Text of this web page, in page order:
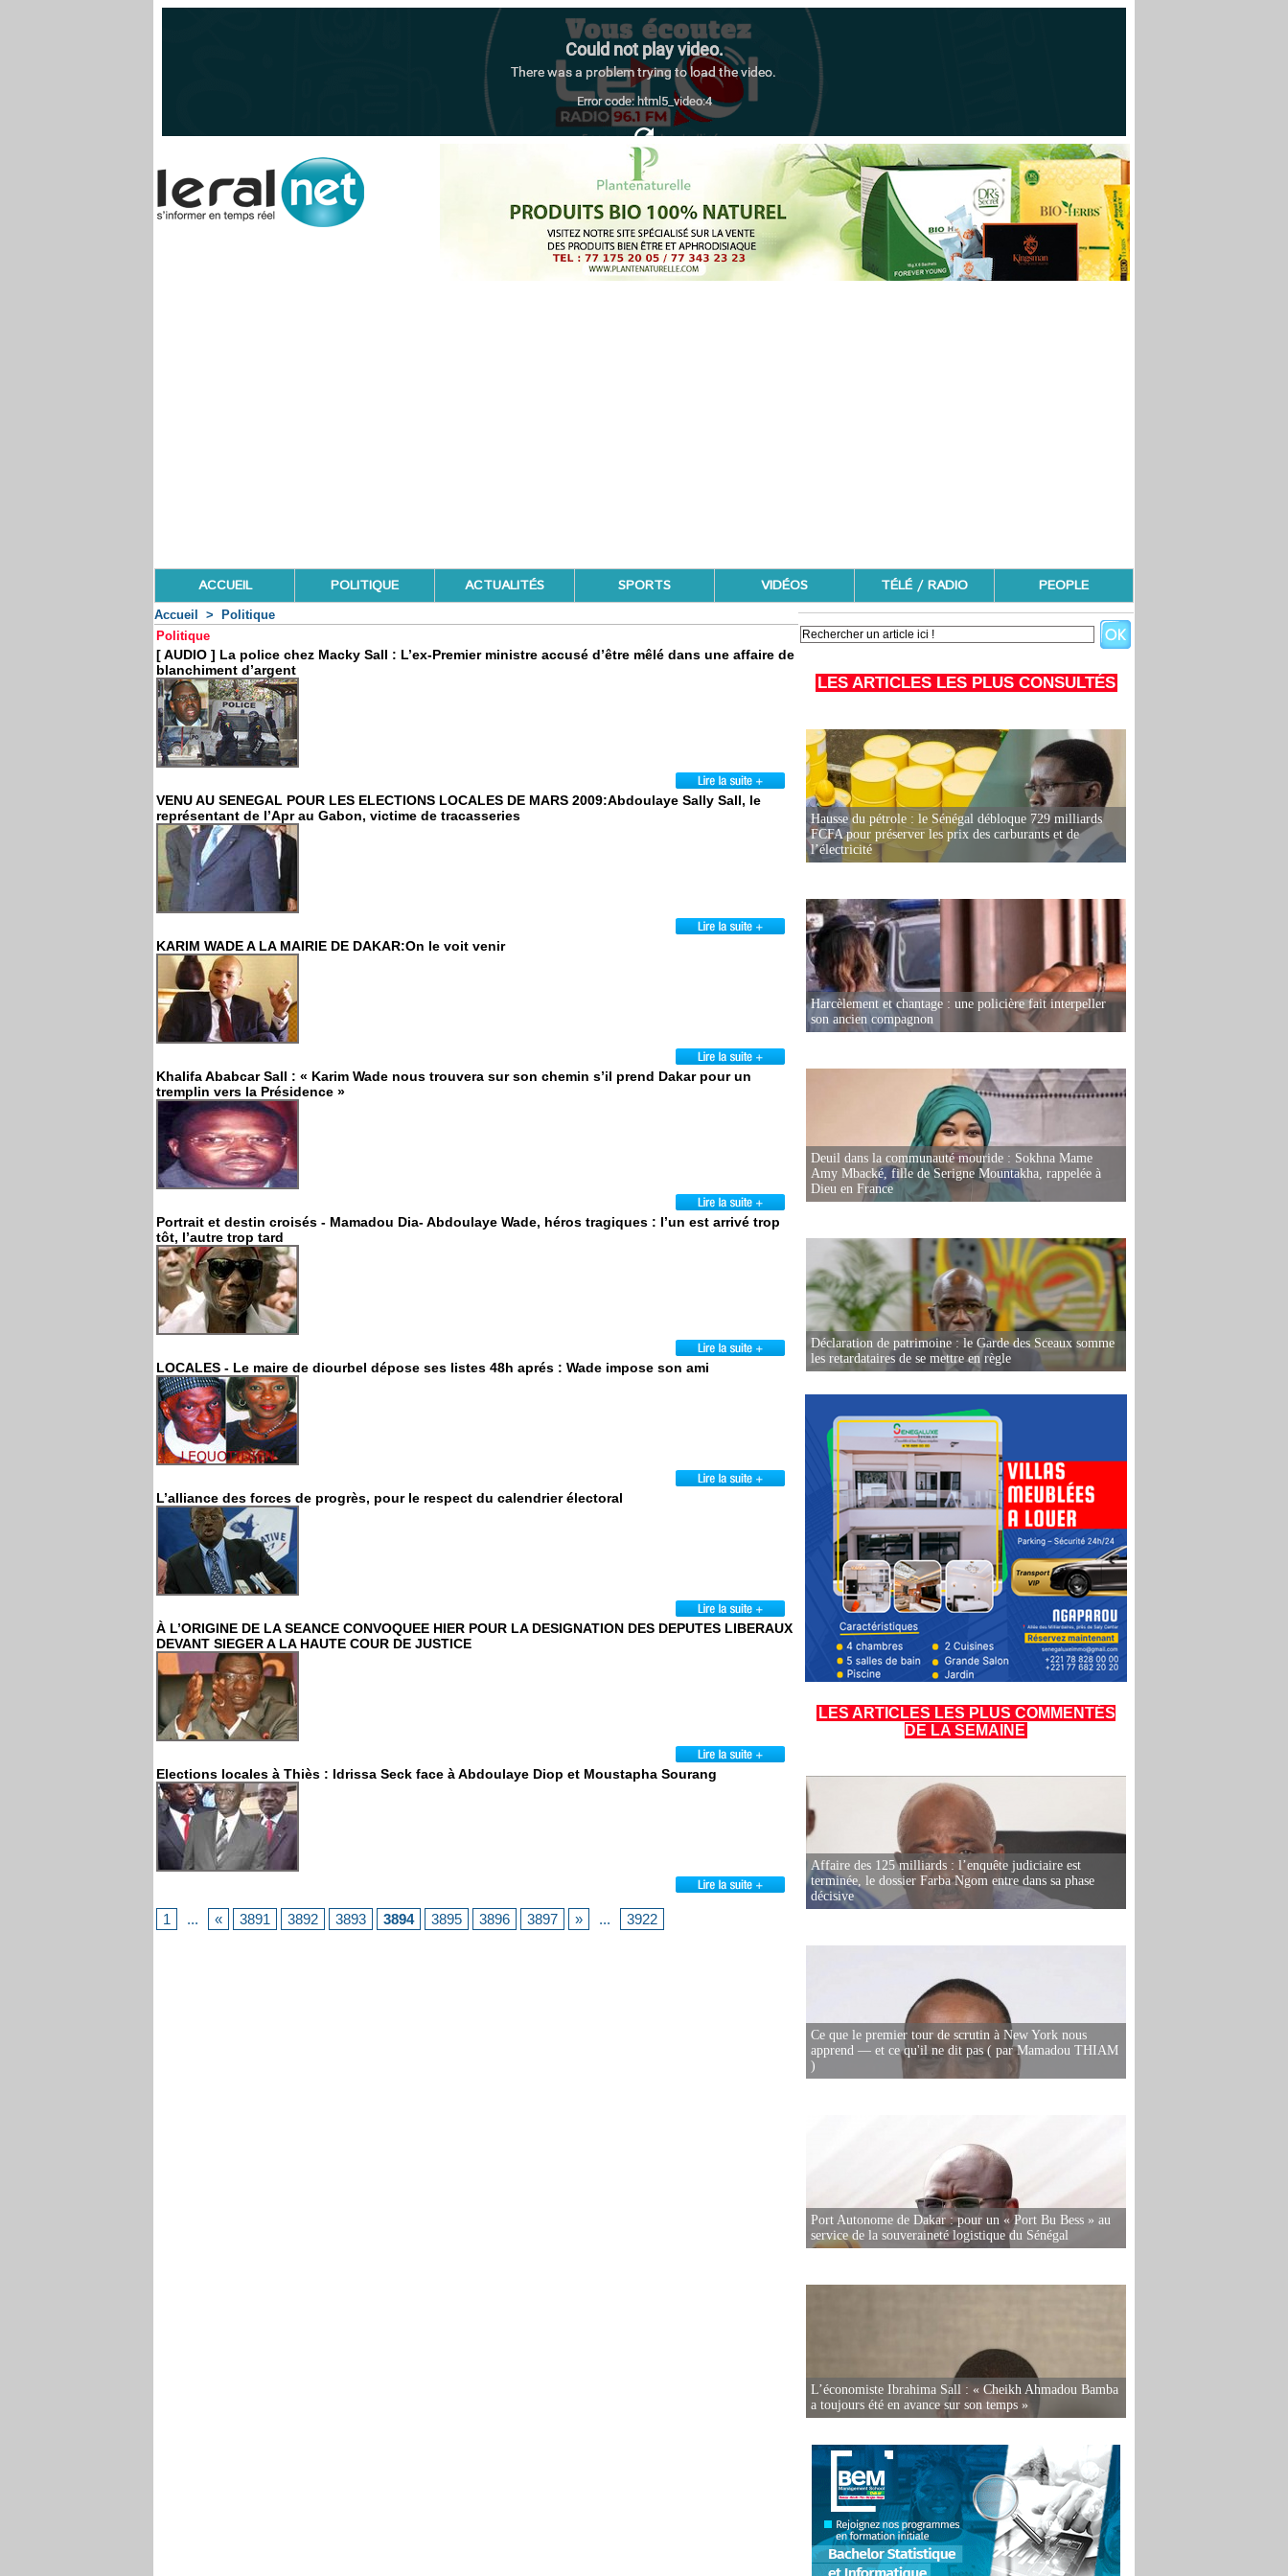
ACCUEIL POLITIQUE ACTUALITÉS SPORTS VIDÉOS TÉLÉ / RADIO PEOPLE
Accueil >
Politique
Politique
[ AUDIO ] La police chez Macky Sall : L’ex-Premier ministre accusé d’être mêlé dans une affaire de
blanchiment d’argent
VENU AU SENEGAL POUR LES ELECTIONS LOCALES DE MARS 2009:Abdoulaye Sally Sall, le
représentant de l’Apr au Gabon, victime de tracasseries
KARIM WADE A LA MAIRIE DE DAKAR:On le voit venir
Khalifa Ababcar Sall : « Karim Wade nous trouvera sur son chemin s’il prend Dakar pour un
tremplin vers la Présidence »
Portrait et destin croisés - Mamadou Dia- Abdoulaye Wade, héros tragiques : l’un est arrivé trop
tôt, l’autre trop tard
LOCALES - Le maire de diourbel dépose ses listes 48h aprés : Wade impose son ami
L’alliance des forces de progrès, pour le respect du calendrier électoral
À L’ORIGINE DE LA SEANCE CONVOQUEE HIER POUR LA DESIGNATION DES DEPUTES LIBERAUX
DEVANT SIEGER A LA HAUTE COUR DE JUSTICE
Elections locales à Thiès : Idrissa Seck face à Abdoulaye Diop et Moustapha Sourang
1 ... « 3891 3892 3893 3894 3895 3896 3897 » ... 3922
LES ARTICLES LES PLUS CONSULTÉS
Hausse du pétrole : le Sénégal débloque 729 milliards
FCFA pour préserver les prix des carburants et de
l’électricité
Harcèlement et chantage : une policière fait interpeller
son ancien compagnon
Deuil dans la communauté mouride : Sokhna Mame
Amy Mbacké, fille de Serigne Mountakha, rappelée à
Dieu en France
Déclaration de patrimoine : le Garde des Sceaux somme
les retardataires de se mettre en règle
LES ARTICLES LES PLUS COMMENTÉS
DE LA SEMAINE
Affaire des 125 milliards : l’enquête judiciaire est
terminée, le dossier Farba Ngom entre dans sa phase
décisive
Ce que le premier tour de scrutin à New York nous
apprend — et ce qu'il ne dit pas ( par Mamadou THIAM
)
Port Autonome de Dakar : pour un « Port Bu Bess » au
service de la souveraineté logistique du Sénégal
L’économiste Ibrahima Sall : « Cheikh Ahmadou Bamba
a toujours été en avance sur son temps »